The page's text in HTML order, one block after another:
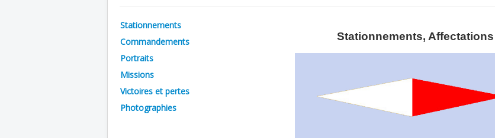
Stationnements
Commandements
Portraits
Missions
Victoires et pertes
Photographies
Stationnements, Affectations